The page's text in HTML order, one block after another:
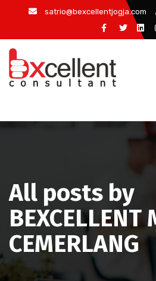
content
satrio@bexcellentjogja.com
All posts by
BEXCELLENT
CEMERLANG